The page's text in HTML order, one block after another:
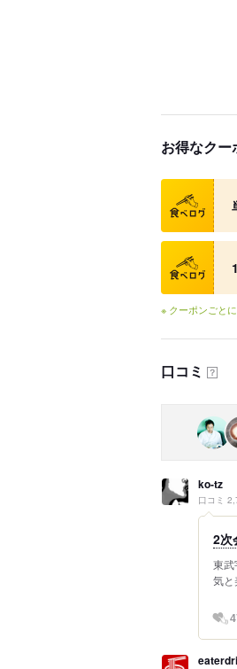
お得なクー
クー
クー
※ クーポンごと
口コミ ？
ko-tz
口コミ
2次
東武
気と